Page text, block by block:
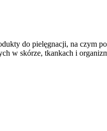
do pielęgnacji, na czym
w skórze, tkankach i